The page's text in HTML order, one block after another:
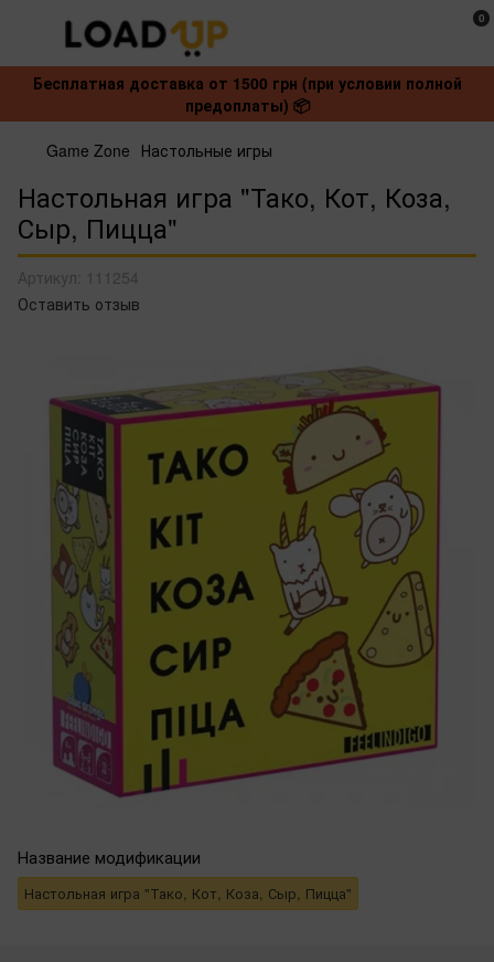
0
Бесплатная доставка от 1500 грн (при условии полной
предоплаты) 📦
Game Zone Настольные игры
Настольная игра "Тако, Кот, Коза,
Сыр, Пицца"
Артикул:
111254
Оставить отзыв
Название модификации
Настольная игра "Тако, Кот, Коза, Сыр, Пицца"